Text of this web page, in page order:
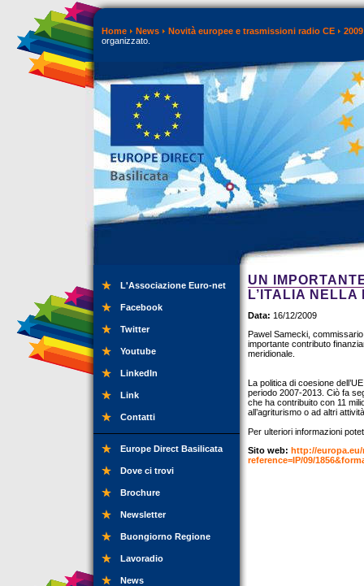
Home News Novità europee e trasmissioni radio CE
2009
organizzato.
L'Associazione Euro-net
Facebook
Twitter
Youtube
LinkedIn
Link
Contatti
Europe Direct Basilicata
Dove ci trovi
Brochure
Newsletter
Buongiorno Regione
Lavoradio
News
UN
L’ITALIA
Data: 16/12/2009
Pawel Samecki,
importante contributo
meridionale.
La politica di coesione
periodo 2007-2013. Ciò fa
che ha contribuito con 11
all’agriturismo o ad altri
Per ulteriori informazioni
Sito web: http://
reference=IP/09/